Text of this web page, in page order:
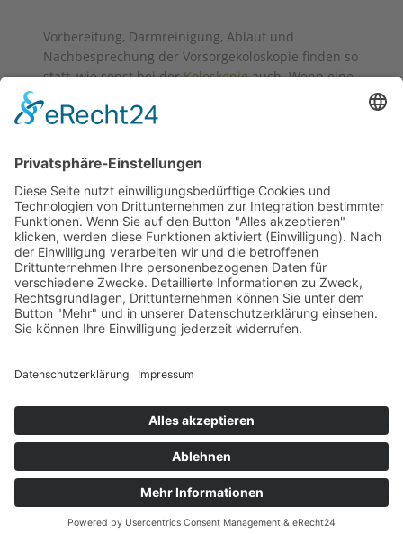
Vorbereitung, Darmreinigung, Ablauf und
Nachbesprechung der Vorsorgekoloskopie finden so
statt, wie sonst bei derKoloskopieauch. Wenn eine
worden ist, beraten wir Sie über das
Behandlungskonzept und vermitteln Ihnen
Termine.
Vorsorge
Darmspiegelung gut erklärt.
04668 Grimma | Tel. 03437 913247 |
kontakt@magendarmpraxis-grimma.de
Impressum|Datenschutz